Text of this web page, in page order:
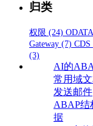
归类
权限 (24) ODATA
Gateway (7) CDS
(3)
AI的
常用域
发送邮件
ABAP结
据